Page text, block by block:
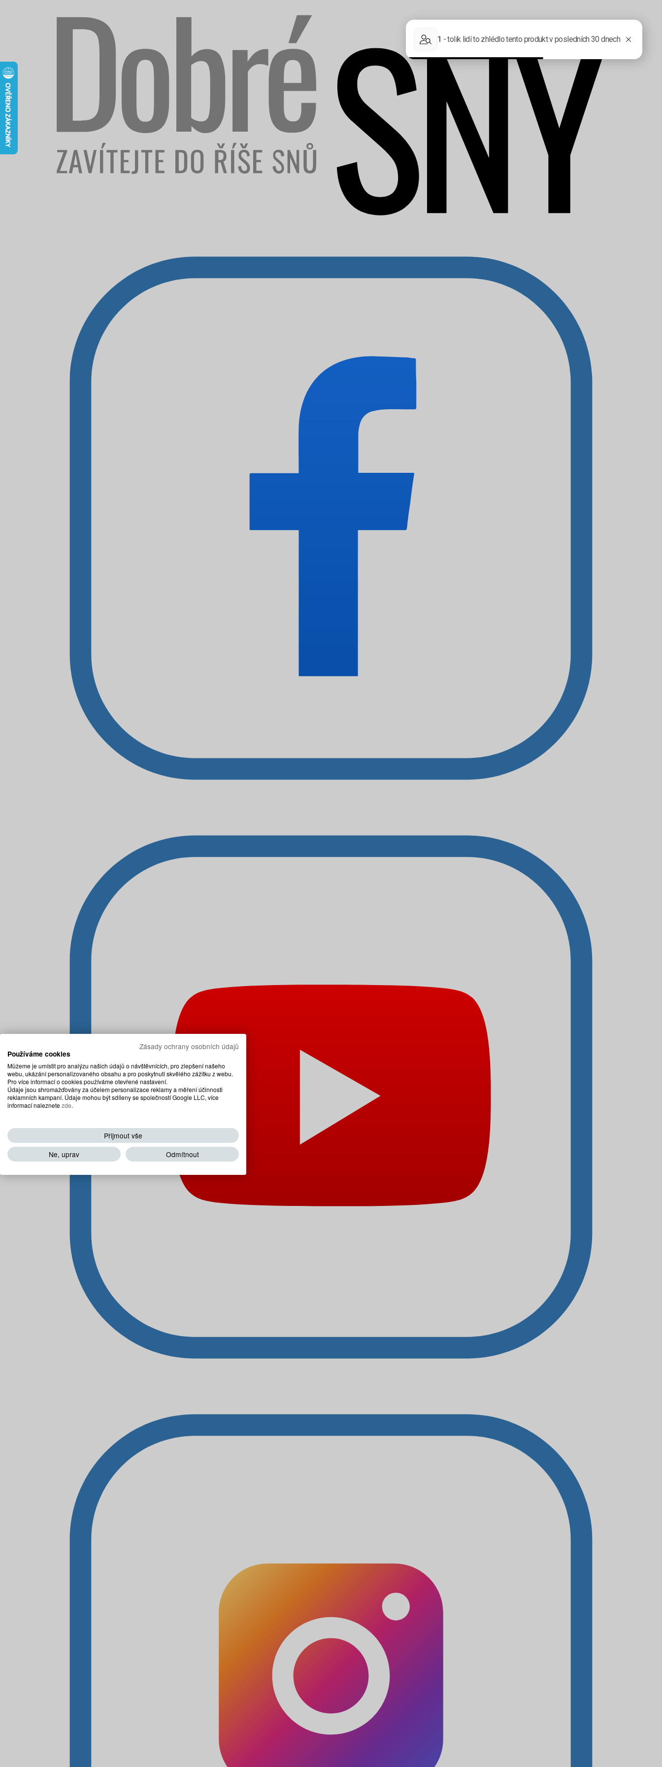
Zásady ochrany osobních údajů
Používáme cookies
Můžeme je umístit pro analýzu našich údajů o návštěvnících, pro zlepšení našeho
webu, ukázání personalizovaného obsahu a pro poskytnutí skvělého zážitku z webu.
Pro více informací o cookies používáme otevřené nastavení.
Údaje jsou shromažďovány za účelem personalizace reklamy a měření účinnosti
reklamních kampaní. Údaje mohou být sdíleny se společností Google LLC, více
informací naleznetezde.
Přijmout vše
Ne, uprav
Odmítnout